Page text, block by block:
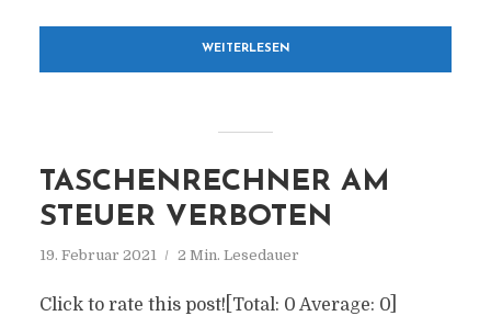
WEITERLESEN
TASCHENRECHNER AM
STEUER VERBOTEN
19. Februar 2021 2 Min. Lesedauer
Click to rate this post![Total: 0 Average: 0]